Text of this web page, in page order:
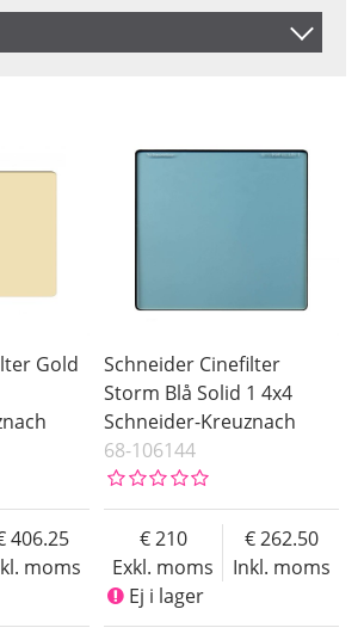
Artikelkod
Gold
moms
406.25
Schneider Cinefilter
Storm Blå Solid 1 4x4
Schneider-Kreuznach
68-106144
Exkl. moms
210
Inkl. moms
262.50
Ej i lager